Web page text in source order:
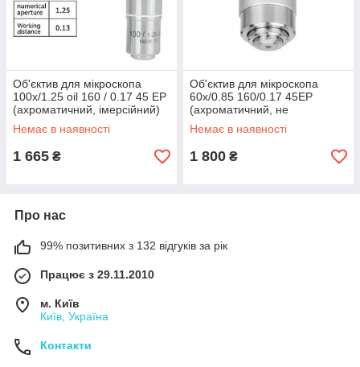
Об'єктив для мікроскопа
100х/1.25 oil 160 / 0.17 45 ЕР
(ахроматичний, імерсійний)
Немає в наявності
1 665 ₴
Об'єктив для мікроскопа
60х/0.85 160/0.17 45ЕР
(ахроматичний, не
імерсійний)
Немає в наявності
1 800 ₴
Про нас
99% позитивних з 132 відгуків за рік
Працює з 29.11.2010
м. Київ
Київ, Україна
Контакти